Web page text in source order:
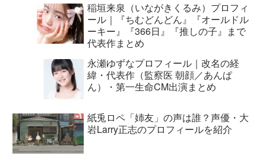
稲垣来泉（いながきくるみ）プロフィ
ール｜『ちむどんどん』『オールドル
ーキー』『366日』『推しの子』まで
代表作まとめ
永瀬ゆずなプロフィール｜改名の経
緯・代表作（監察医 朝顔／あんぱ
ん）・第一生命CM出演まとめ
紙兎ロペ「姉友」の声は誰？声優・大
岩Larry正志のプロフィールを紹介